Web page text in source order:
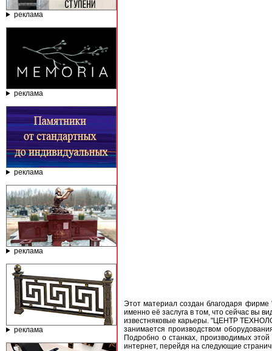
реклама
реклама
реклама
реклама
реклама
Этот материал создан благодаря
именно её заслуга в том, что сейчас вы
известняковые карьеры. "ЦЕНТР
занимается производством
Подробно о станках, производимых
интернет, перейдя на следующие